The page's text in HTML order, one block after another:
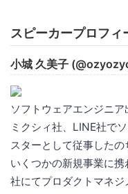
スピーカープロフィ
小城 久美子
ソフトウェアエンジニア
ミクシィ社、LINE社で
スターとして従事した
いくつかの新規事業に
社にてプロダクトマネ